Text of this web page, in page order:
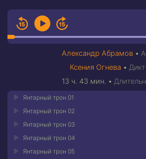
Александр Абрамов •
Ксения Огнева •
13 ч. 43 мин. •
Янтарный трон 01
Янтарный трон 02
Янтарный трон 03
Янтарный трон 04
Янтарный трон 05